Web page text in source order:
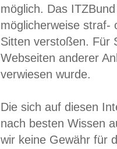
möglich. Das
möglicherweise straf-
Sitten verstoßen. Für
Webseiten anderer
verwiesen wurde.
Die sich auf diesen
nach besten Wissen
wir keine Gewähr für